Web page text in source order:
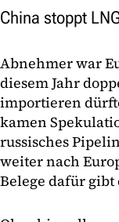
China stoppt
Abnehmer war
diesem Jahr
importieren
kamen
russisches
weiter nach
Belege dafür